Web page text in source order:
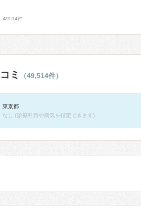
49514件
ミ （49,514件）
東京都
なし (診療科目や病気を指定できます)